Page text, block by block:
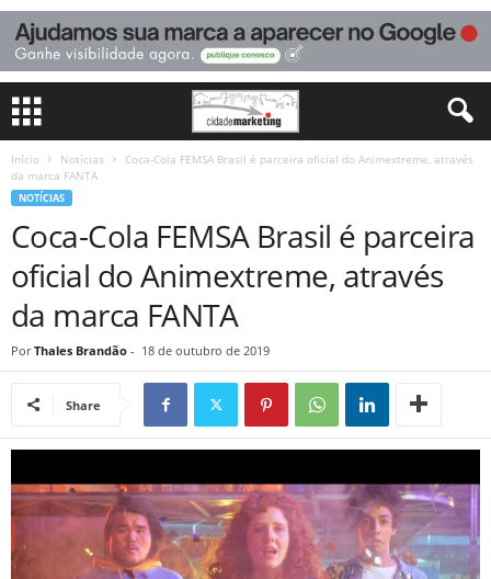
Início Notícias
Coca-Cola FEMSA Brasil é parceira oficial do Animextreme, através
da marca FANTA
NOTÍCIAS
Coca-Cola FEMSA Brasil é parceira
oficial do Animextreme, através
da marca FANTA
Por Thales Brandão - 18 de outubro de 2019
Share